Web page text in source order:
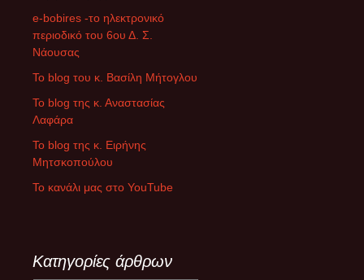
e-bobires -το ηλεκτρονικό
περιοδικό του 6ου Δ. Σ.
Νάουσας
To blog του κ. Βασίλη Μήτογλου
Το blog της κ. Αναστασίας
Λαφάρα
Το blog της κ. Ειρήνης
Μητσκοπούλου
Το κανάλι μας στο YouTube
Κατηγορίες άρθρων